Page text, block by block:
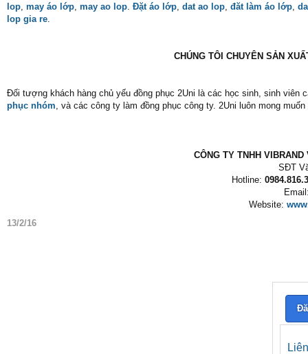
lop, may áo lớp, may ao lop. Đặt áo lớp, dat ao lop, đăt làm áo lớp,
lop gia re.
CHÚNG TÔI CHUYÊN SẢN
Đối tượng khách hàng chủ yếu đồng phục 2Uni là các học sinh, sinh
phục nhóm, và các công ty làm đồng phục công ty. 2Uni luôn mong
CÔNG TY TNHH
SĐT
Hotline:
Website:
13/2/16